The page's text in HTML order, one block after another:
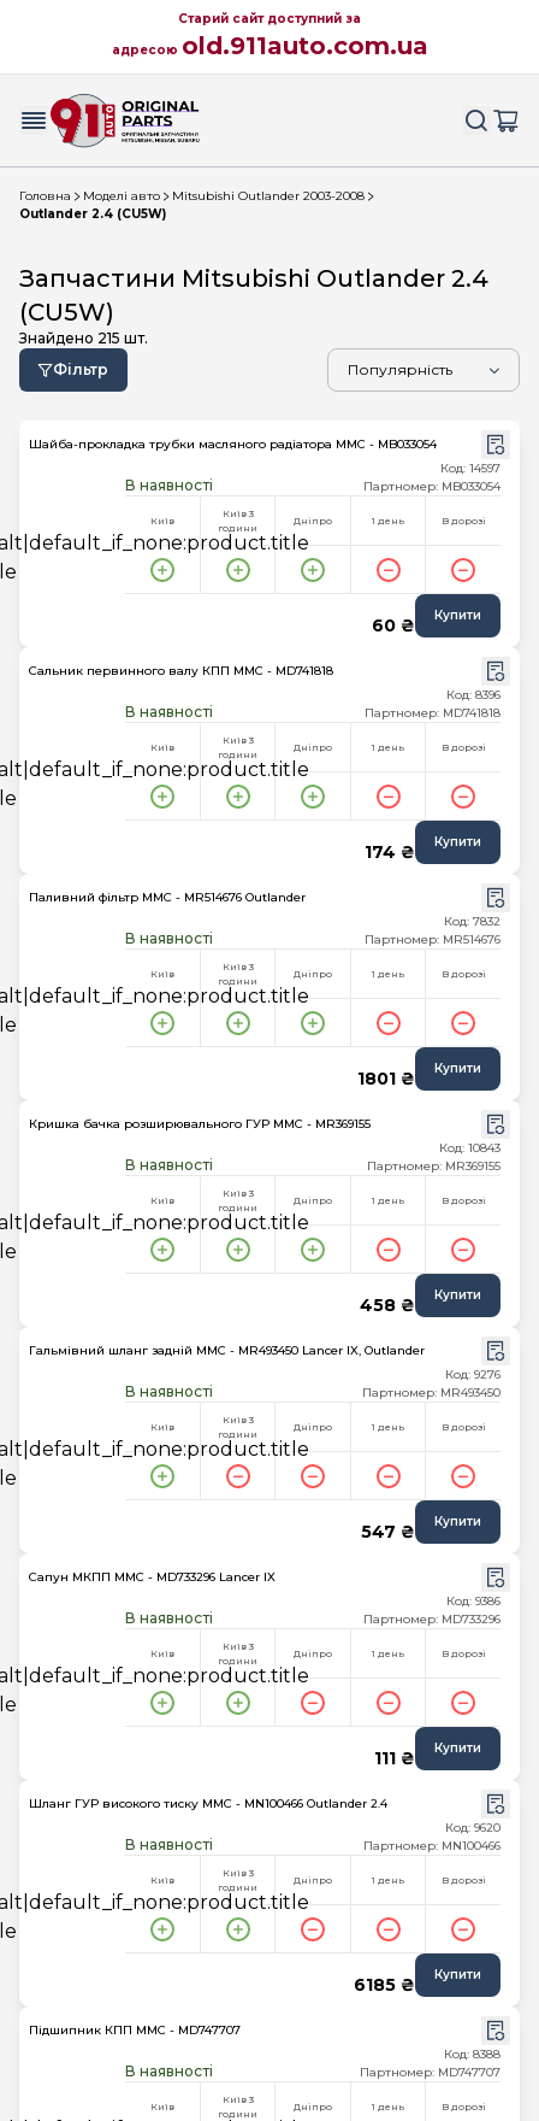
Старий сайт доступний за
адресою old.911auto.com.ua
Головна Моделі авто
Mitsubishi Outlander 2003-2008
Outlander 2.4 (CU5W)
Запчастини Mitsubishi Outlander 2.4
(CU5W)
Знайдено 215 шт.
Фільтр
Шайба-прокладка трубки масляного радіатора MMC - MB033054
В наявності
Код: 14597
Партномер: MB033054
Київ
Київ 3
години
Дніпро 1 день В дорозі
60 ₴ Купити
Сальник первинного валу КПП MMC - MD741818
В наявності
Код: 8396
Партномер: MD741818
Київ
Київ 3
години
Дніпро 1 день В дорозі
174 ₴ Купити
Паливний фільтр MMC - MR514676 Outlander
В наявності
Код: 7832
Партномер: MR514676
Київ
Київ 3
години
Дніпро 1 день В дорозі
1801 ₴ Купити
Кришка бачка розширювального ГУР MMC - MR369155
В наявності
Код: 10843
Партномер: MR369155
Київ
Київ 3
години
Дніпро 1 день В дорозі
458 ₴ Купити
Гальмівний шланг задній MMC - MR493450 Lancer IX, Outlander
В наявності
Код: 9276
Партномер: MR493450
Київ
Київ 3
години
Дніпро 1 день В дорозі
547 ₴ Купити
Сапун МКПП MMC - MD733296 Lancer IX
В наявності
Код: 9386
Партномер: MD733296
Київ
Київ 3
години
Дніпро 1 день В дорозі
111 ₴ Купити
Шланг ГУР високого тиску MMC - MN100466 Outlander 2.4
В наявності
Код: 9620
Партномер: MN100466
Київ
Київ 3
години
Дніпро 1 день В дорозі
6185 ₴ Купити
Підшипник КПП MMC - MD747707
В наявності
Код: 8388
Партномер: MD747707
Київ
Київ 3
години
Дніпро 1 день В дорозі